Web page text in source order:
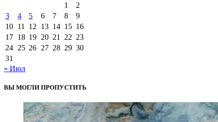
1
2
3
4 5 6 7 8
9
10 11 12 13 14 15 16
17 18 19 20 21 22 23
24 25 26 27 28 29 30
31
« Июл
ВЫ МОГЛИ ПРОПУСТИТЬ